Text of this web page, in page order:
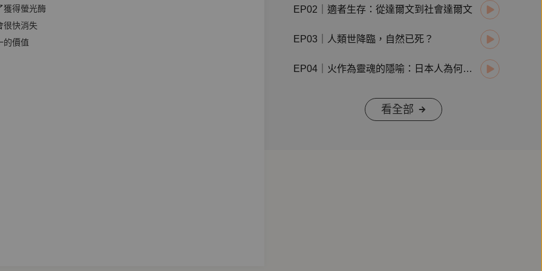
獲得螢光酶
很快消失
的價值
EP02｜適者生存：從達爾文到社會達爾文
EP03｜人類世降臨，自然已死？
EP04｜火作為靈魂的隱喻：日本人為何迷戀螢火蟲？ ft.盛浩偉
看全部